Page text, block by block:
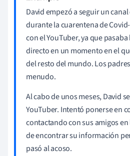
David empezó a seguir un
durante la cuarentena de
con el YouTuber, ya que
directo en un momento en el
del resto del mundo. Los
menudo.
Al cabo de unos meses, David
YouTuber. Intentó ponerse en
contactando con sus amigos
de encontrar su información
pasó al acoso.